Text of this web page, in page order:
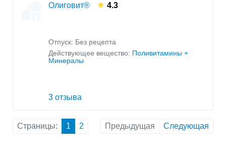
Олиговит® 4.3
Отпуск: Без рецепта
Действующее вещество: Поливитамины +
Минералы
3 отзыва
Страницы: 1 2 Предыдущая Следующая